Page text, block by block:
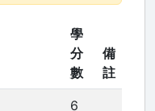
學
分
數
備
註
6